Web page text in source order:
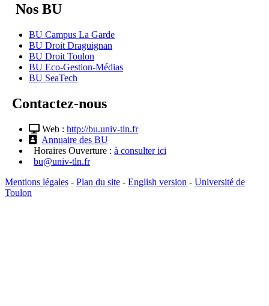
Nos BU
BU Campus La Garde
BU Droit Draguignan
BU Droit Toulon
BU Eco-Gestion-Médias
BU SeaTech
Contactez-nous
Web : http://bu.univ-tln.fr
Annuaire des BU
Horaires Ouverture : à consulter ici
bu@univ-tln.fr
Mentions légales - Plan du site - English version - Université de
Toulon